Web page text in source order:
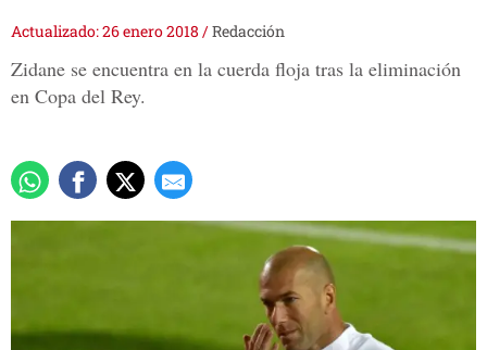
Actualizado: 26 enero 2018 /Redacción
Zidane se encuentra en la cuerda floja tras la eliminación
en Copa del Rey.